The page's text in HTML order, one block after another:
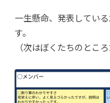
一生懸命、発表してい
す。
（次はぼくたちのとこ